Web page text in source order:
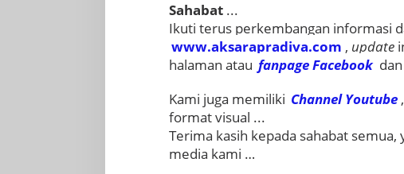
Sahabat...
Ikuti terus perkembangan informasi
www.aksarapradiva.com , update
halaman atau fanpageFacebook dan
Kami juga memiliki Channel Youtube ,
format visual ...
Terima kasih kepada sahabat
media kami …